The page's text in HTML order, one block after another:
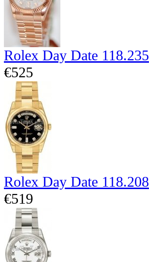
Rolex Day Date 118.235
€525
Rolex Day Date 118.208
€519